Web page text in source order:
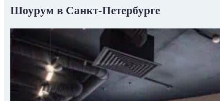
Шоурум в Санкт-Петербурге